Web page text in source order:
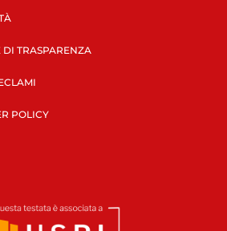
TRASPARENZA
POLICY